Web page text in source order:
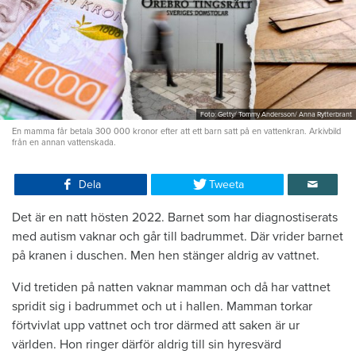
Foto: Getty/ Tommy Andersson/ Anna Rytterbrant
En mamma får betala 300 000 kronor efter att ett barn satt på en vattenkran. Arkivbild
från en annan vattenskada.
Dela Tweeta
Det är en natt hösten 2022. Barnet som har diagnostiserats
med autism vaknar och går till badrummet. Där vrider barnet
på kranen i duschen. Men hen stänger aldrig av vattnet.
Vid tretiden på natten vaknar mamman och då har vattnet
spridit sig i badrummet och ut i hallen. Mamman torkar
förtvivlat upp vattnet och tror därmed att saken är ur
världen. Hon ringer därför aldrig till sin hyresvärd